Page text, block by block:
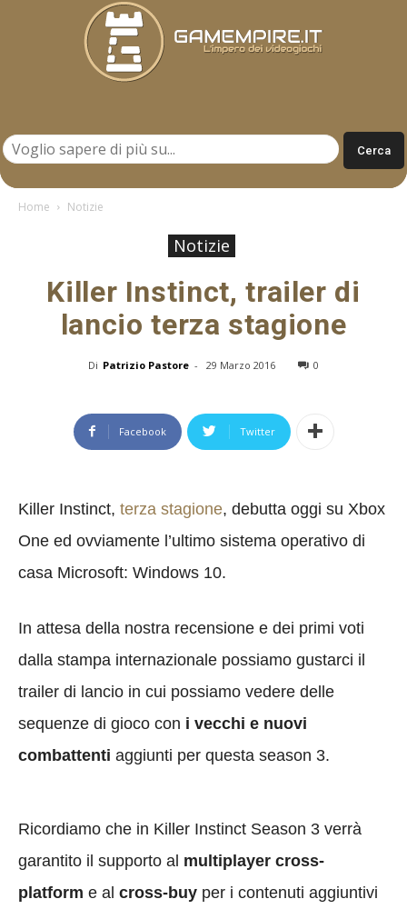
Home Notizie
Notizie
Killer Instinct, trailer di
lancio terza stagione
Di Patrizio Pastore - 29 Marzo 2016 0
Facebook Twitter
Killer Instinct, terza stagione, debutta oggi su Xbox
One ed ovviamente l’ultimo sistema operativo di
casa Microsoft: Windows 10.
In attesa della nostra recensione e dei primi voti
dalla stampa internazionale possiamo gustarci il
trailer di lancio in cui possiamo vedere delle
sequenze di gioco con i vecchi e nuovi
combattenti aggiunti per questa season 3.
Ricordiamo che in Killer Instinct Season 3 verrà
garantito il supporto al multiplayer cross-
platform e al cross-buy per i contenuti aggiuntivi